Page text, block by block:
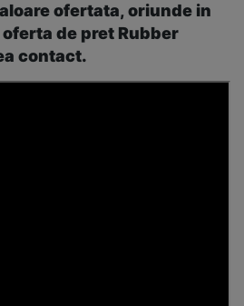
ofertata, oriunde in
de pret Rubber
contact.